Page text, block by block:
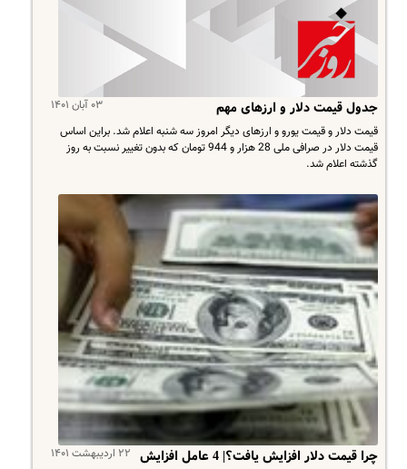
۰۳ آبان ۱۴۰۱ جدول قیمت دلار و ارزهای مهم
قیمت دلار و قیمت یورو و ارزهای دیگر امروز سه شنبه اعلام شد. براین اساس
قیمت دلار در صرافی ملی 28 هزار و 944 تومان که بدون تغییر نسبت به روز
گذشته اعلام شد.
۲۲ اردیبهشت ۱۴۰۱
چرا قیمت دلار افزایش یافت؟| 4 عامل افزایش